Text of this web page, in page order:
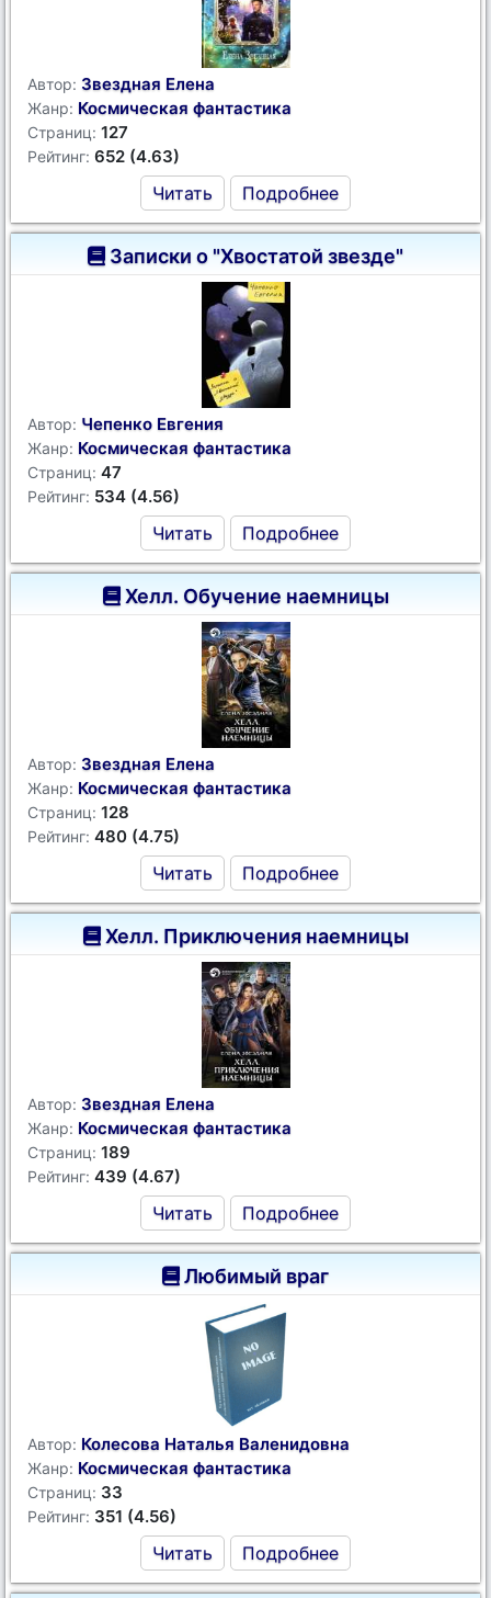
Автор: Звездная Елена
Жанр: Космическая фантастика
Страниц: 127
Рейтинг: 652 (4.63)
Читать Подробнее
Записки о "Хвостатой звезде"
Автор: Чепенко Евгения
Жанр: Космическая фантастика
Страниц: 47
Рейтинг: 534 (4.56)
Читать Подробнее
Хелл. Обучение наемницы
Автор: Звездная Елена
Жанр: Космическая фантастика
Страниц: 128
Рейтинг: 480 (4.75)
Читать Подробнее
Хелл. Приключения наемницы
Автор: Звездная Елена
Жанр: Космическая фантастика
Страниц: 189
Рейтинг: 439 (4.67)
Читать Подробнее
Любимый враг
Автор: Колесова Наталья Валенидовна
Жанр: Космическая фантастика
Страниц: 33
Рейтинг: 351 (4.56)
Читать Подробнее